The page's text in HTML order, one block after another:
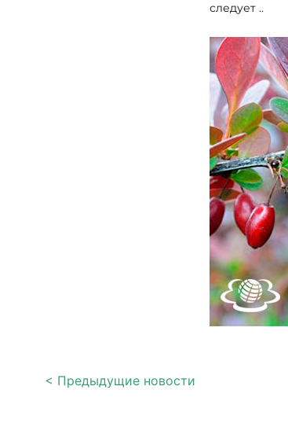
следует ..
< Предыдущие новости